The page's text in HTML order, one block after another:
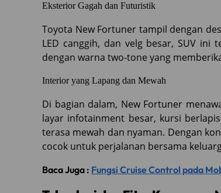
Eksterior Gagah dan Futuristik
Toyota New Fortuner tampil dengan
LED canggih, dan velg besar, SUV
dengan warna two-tone yang
Interior yang Lapang dan Mewah
Di bagian dalam, New Fortuner
layar infotainment besar, kursi
terasa mewah dan nyaman. Dengan
cocok untuk perjalanan bersama
Baca Juga : Fungsi Cruise Control pada